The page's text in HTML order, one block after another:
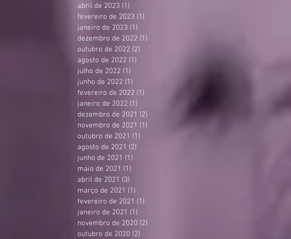
abril de 2023 (1)
fevereiro de 2023 (1)
janeiro de 2023 (1)
dezembro de 2022 (1)
outubro de 2022 (2)
agosto de 2022 (1)
julho de 2022 (1)
junho de 2022 (1)
fevereiro de 2022 (1)
janeiro de 2022 (1)
dezembro de 2021 (2)
novembro de 2021 (1)
outubro de 2021 (1)
agosto de 2021 (2)
junho de 2021 (1)
maio de 2021 (1)
abril de 2021 (3)
março de 2021 (1)
fevereiro de 2021 (1)
janeiro de 2021 (1)
novembro de 2020 (2)
outubro de 2020 (2)